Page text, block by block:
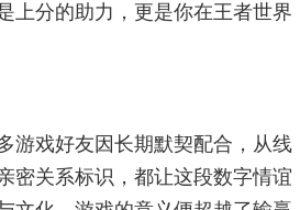
上分的助力，更是你在王者世界
游戏好友因长期默契配合，从线
密关系标识，都让这段数字情谊